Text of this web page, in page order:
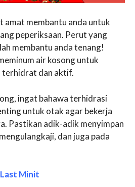
amat membantu anda untuk
peperiksaan. Perut yang
membantu anda tenang!
air kosong untuk
terhidrat dan aktif.
ingat bahawa terhidrasi
untuk otak agar bekerja
Pastikan adik-adik menyimpan
dan juga pada
Minit